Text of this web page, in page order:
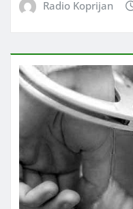
Radio Koprijan